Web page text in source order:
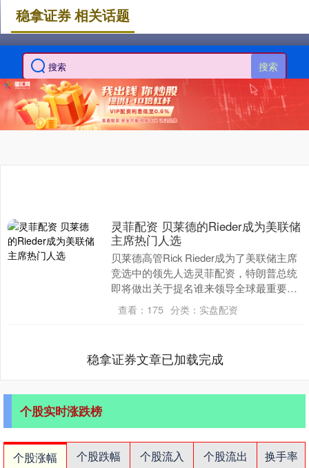
搜索
稳拿证券 相关话题
灵菲配资 贝莱德的Rieder成为美联储
主席热门人选
贝莱德高管Rick Rieder成为了美联储主席
竞选中的领先人选灵菲配资，特朗普总统
即将做出关于提名谁来领导全球最重要的
中央银行的决定。 Rieder在预测网站....
查看： 175 分类： 实盘配资
稳拿证券文章已加载完成
个股实时涨跌榜
个股涨幅 个股跌幅 个股流入 个股流出
换手率